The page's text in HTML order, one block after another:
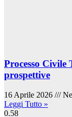
Processo Civile
prospettive
16 Aprile 2026
Leggi Tutto »